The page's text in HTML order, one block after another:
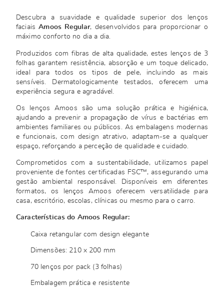
Descubra a suavidade e qualidade superior dos lenços
faciaisAmoos Regular, desenvolvidos para proporcionar o
máximo conforto no dia a dia.
Produzidos com fibras de alta qualidade, estes lenços de 3
folhas garantem resistência, absorção e um toque delicado,
ideal para todos os tipos de pele, incluindo as mais
sensíveis. Dermatologicamente testados, oferecem uma
experiência segura e agradável.
Os lenços Amoos são uma solução prática e higiénica,
ajudando a prevenir a propagação de vírus e bactérias em
ambientes familiares ou públicos. As embalagens modernas
e funcionais, com design atrativo, adaptam-se a qualquer
espaço, reforçando a perceção de qualidade e cuidado.
Comprometidos com a sustentabilidade, utilizamos papel
proveniente de fontes certificadas FSC™, assegurando uma
gestão ambiental responsável. Disponíveis em diferentes
formatos, os lenços Amoos oferecem versatilidade para
casa, escritório, escolas, clínicas ou mesmo para o carro.
Características do Amoos Regular:
Caixa retangular com design elegante
Dimensões: 210 x 200 mm
70 lenços por pack (3 folhas)
Embalagem prática e resistente